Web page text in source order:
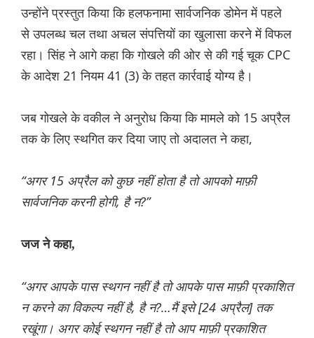
उन्होंने प्रस्तुत किया कि हलफनामा सार्वजनिक डोमेन में पहले
से उपलब्ध चल तथा अचल संपत्तियों का खुलासा करने में विफल
रहा। सिंह ने आगे कहा कि गोखले की ओर से की गई चूक CPC
के आदेश 21 नियम 41 (3) के तहत कार्रवाई योग्य है।
जब गोखले के वकील ने अनुरोध किया कि मामले को 15 अप्रैल
तक के लिए स्थगित कर दिया जाए तो अदालत ने कहा,
“अगर 15 अप्रैल को कुछ नहीं होता है तो आपको माफ़ी
सार्वजनिक करनी होगी, है न?”
जज ने कहा,
“अगर आपके पास स्थगन नहीं है तो आपके पास माफ़ी प्रकाशित
न करने का विकल्प नहीं है, है न?…मैं इसे [24 अप्रैल] तक
रखूंगा। अगर कोई स्थगन नहीं है तो आप माफ़ी प्रकाशित